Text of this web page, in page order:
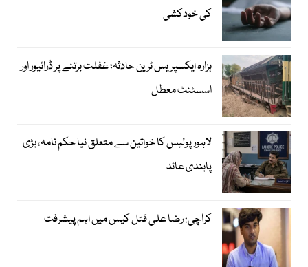
کی خودکشی
ہزارہ ایکسپریس ٹرین حادثہ؛ غفلت برتنے پر ڈرائیور اور
اسسٹنٹ معطل
لاہور پولیس کا خواتین سے متعلق نیا حکم نامہ، بڑی
پابندی عائد
کراچی: رضا علی قتل کیس میں اہم پیشرفت